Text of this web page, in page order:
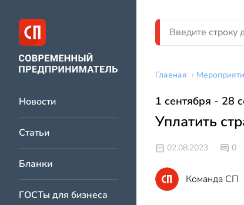
Новости
Статьи
Бланки
ГОСТы для бизнеса
Главная ›
1 сентября - 28
Уплатить
02.08.2023 0
Команда СП